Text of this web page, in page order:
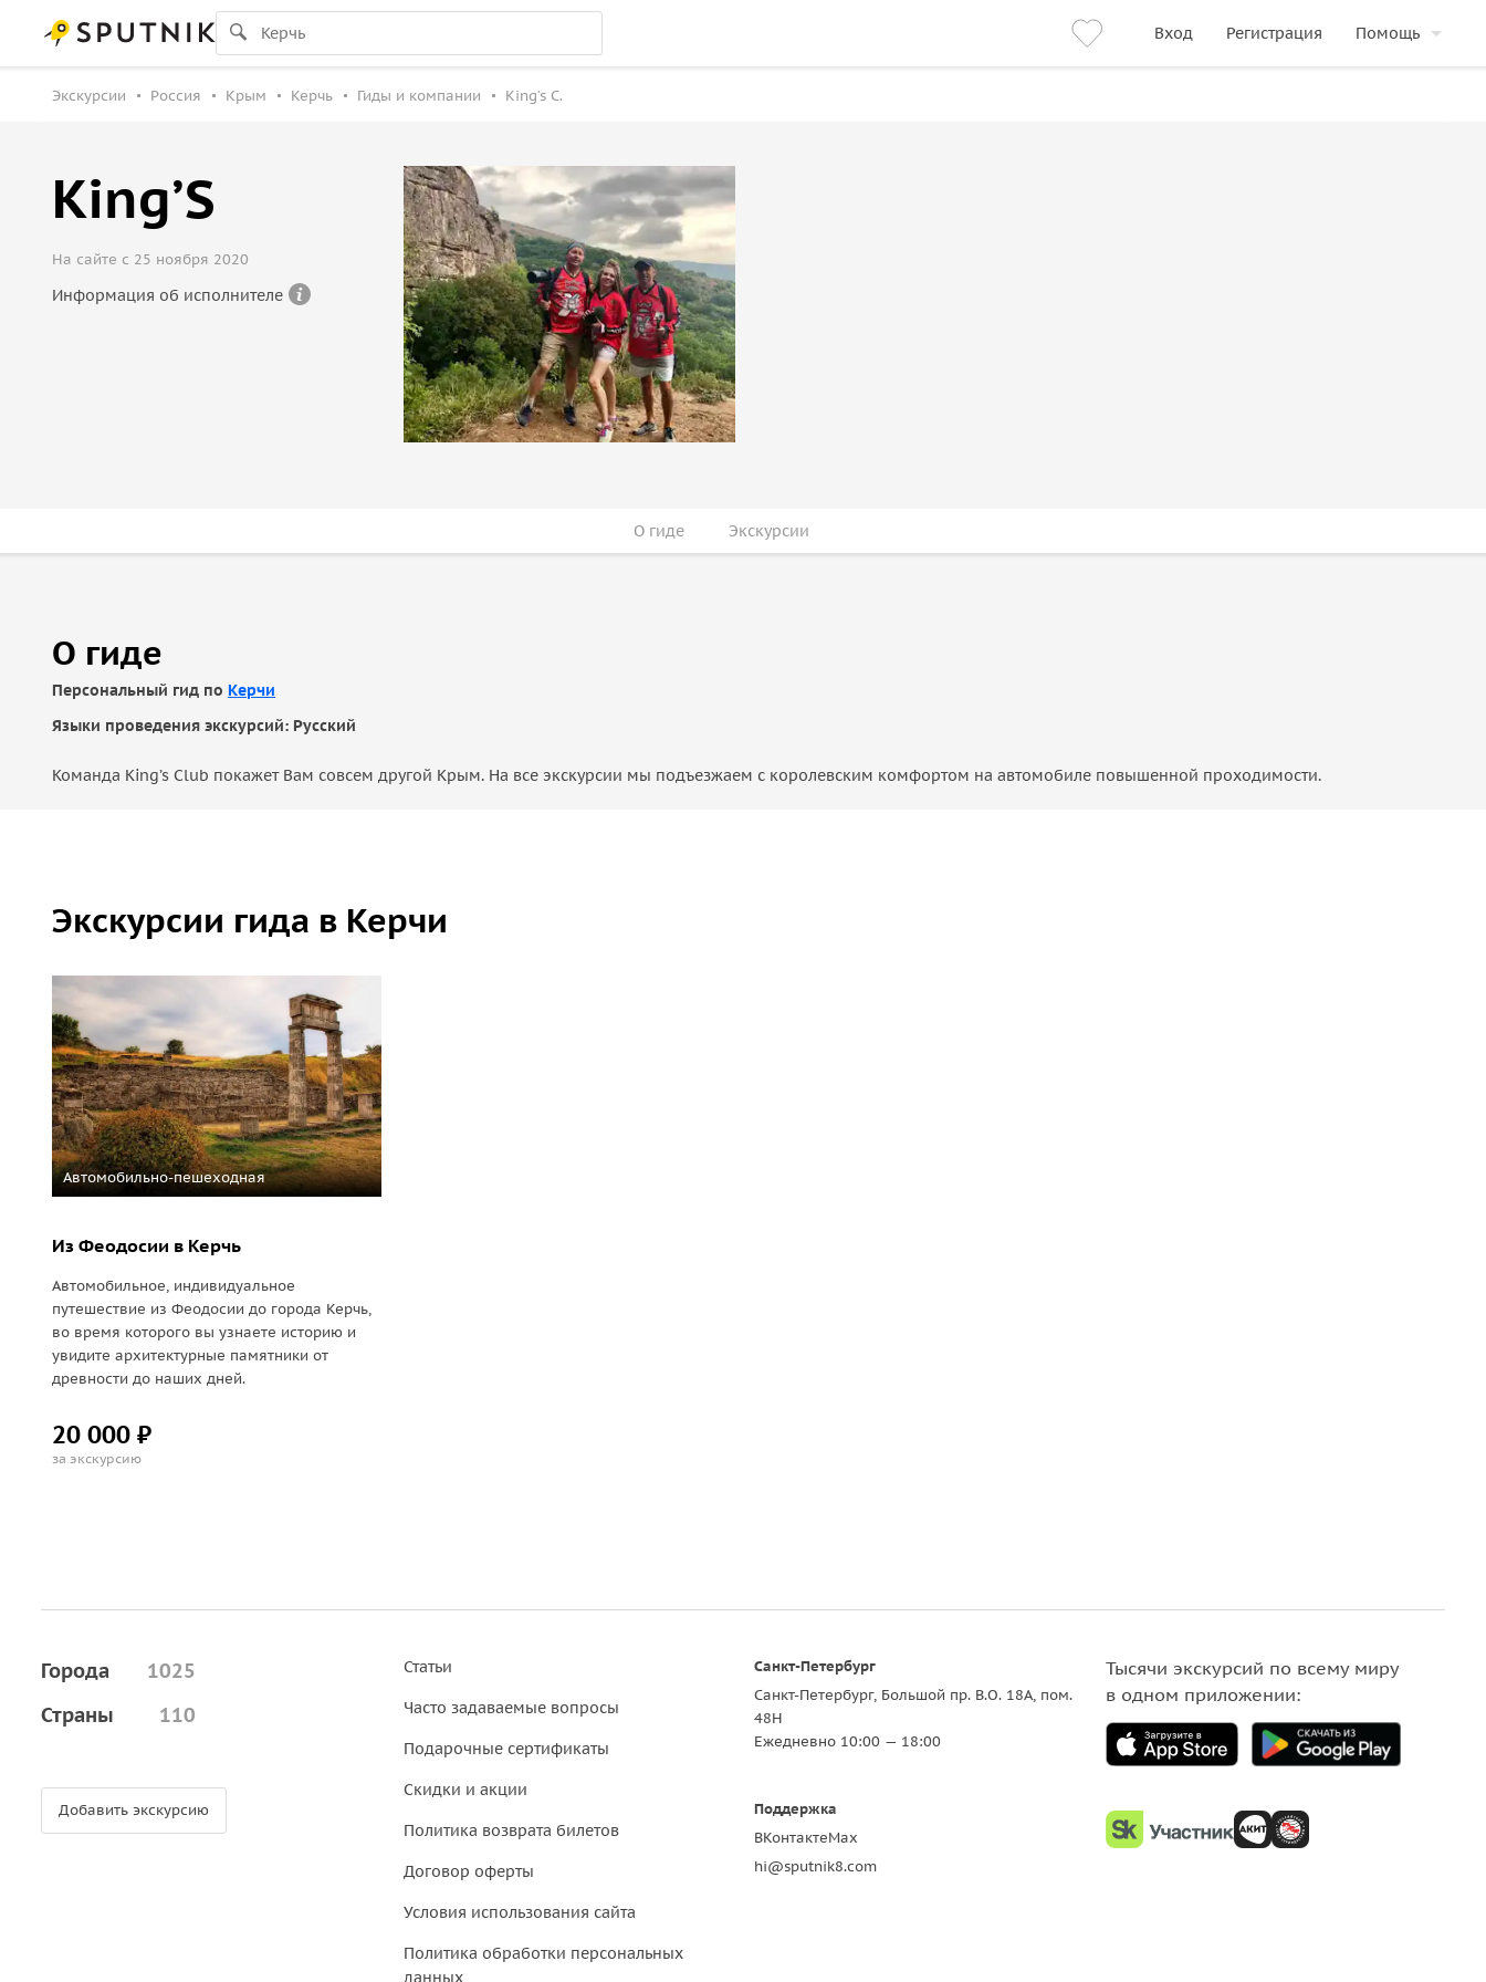
Вход Регистрация Помощь
Экскурсии Россия Крым Керчь Гиды и компании King’s C.
King’S
На сайте с 25 ноября 2020
Информация об исполнителе
О гиде Экскурсии
О гиде
Персональный гид по Керчи
Языки проведения экскурсий: Русский
Команда King’s Club покажет Вам совсем другой Крым. На все экскурсии мы подъезжаем с королевским комфортом на автомобиле повышенной проходимости.
Экскурсии гида в Керчи
Автомобильно-пешеходная
Из Феодосии в Керчь
Автомобильное, индивидуальное
путешествие из Феодосии до города Керчь,
во время которого вы узнаете историю и
увидите архитектурные памятники от
древности до наших дней.
20 000 ₽
за экскурсию
Города
1025
Страны
110
Добавить экскурсию
Статьи
Часто задаваемые вопросы
Подарочные сертификаты
Скидки и акции
Политика возврата билетов
Договор оферты
Условия использования сайта
Политика обработки персональных
данных
Санкт-Петербург
Санкт-Петербург, Большой пр. В.О. 18A, пом.
48Н
Ежедневно 10:00 — 18:00
Поддержка
ВКонтактеMax
hi@sputnik8.com
Тысячи экскурсий по всему миру
в одном приложении: